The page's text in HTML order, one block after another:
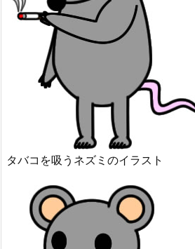
タバコを吸うネズミのイラスト